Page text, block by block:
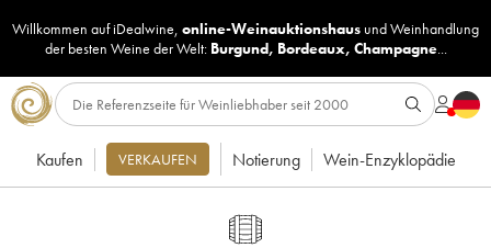
Willkommen auf iDealwine, online-Weinauktionshaus undWeinhandlung
der besten Weine der Welt: Burgund, Bordeaux, Champagne...
Kaufen VERKAUFEN Notierung Wein-Enzyklopädie